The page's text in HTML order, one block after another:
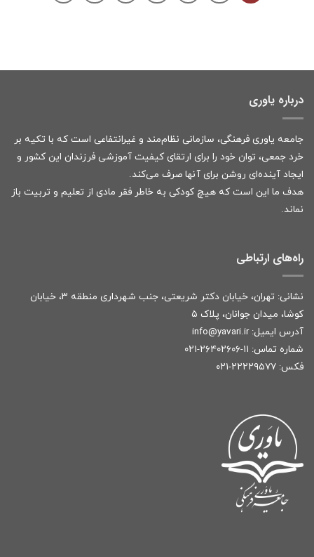
درباره یاوری
جامعه یاوری فرهنگی، سازمانی نظام‌مند و غیرانتفاعی است که با تکیه بر
خرد جمعی، توان خود را برای ارتقای کیفیت آموزشی فرزندان این کشور و
ایجاد آینده‌ای روشن برای آنها صرف می‌کند.
هدف ما این است که هیچ کودکی به خاطر فقر مادی از تعلیم و تربیت باز
نماند.
راه‌های ارتباطی
نشانی: تهران، خیابان دکتر شریعتی، جنب شهرداری منطقه ۳، خیابان
کوشا، میدان جوانان، پلاک ۵
آدرس ایمیل: info@yavari.ir
شماره تماس: ۱۱-۲۶۴۰۲۶۰۶-۰۲۱
فکس: ۲۲۲۲۹۵۷۷-۰۲۱